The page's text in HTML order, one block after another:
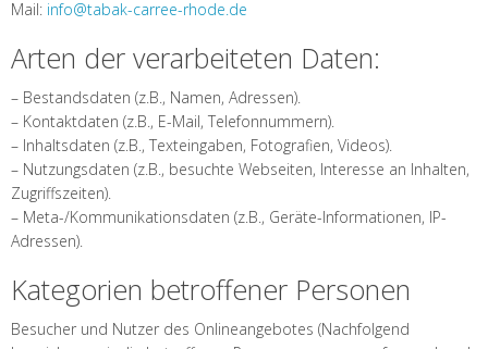
Mail: info@tabak-carree-rhode.de
Arten der verarbeiteten Daten:
– Bestandsdaten (z.B., Namen, Adressen).
– Kontaktdaten (z.B., E-Mail, Telefonnummern).
– Inhaltsdaten (z.B., Texteingaben, Fotografien, Videos).
– Nutzungsdaten (z.B., besuchte Webseiten, Interesse an Inhalten,
Zugriffszeiten).
– Meta-/Kommunikationsdaten (z.B., Geräte-Informationen, IP-
Adressen).
Kategorien betroffener Personen
Besucher und Nutzer des Onlineangebotes (Nachfolgend